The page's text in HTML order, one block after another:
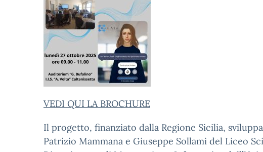
VEDI QUI LA BROCHURE
Il progetto, finanziato dalla Regione Sicilia,
Patrizio Mammana e Giuseppe Sollami del Liceo